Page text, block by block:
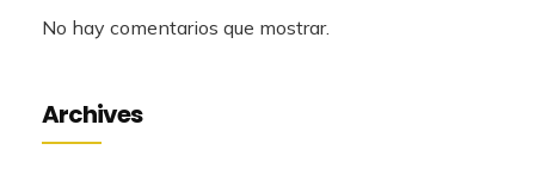
No hay comentarios que mostrar.
Archives